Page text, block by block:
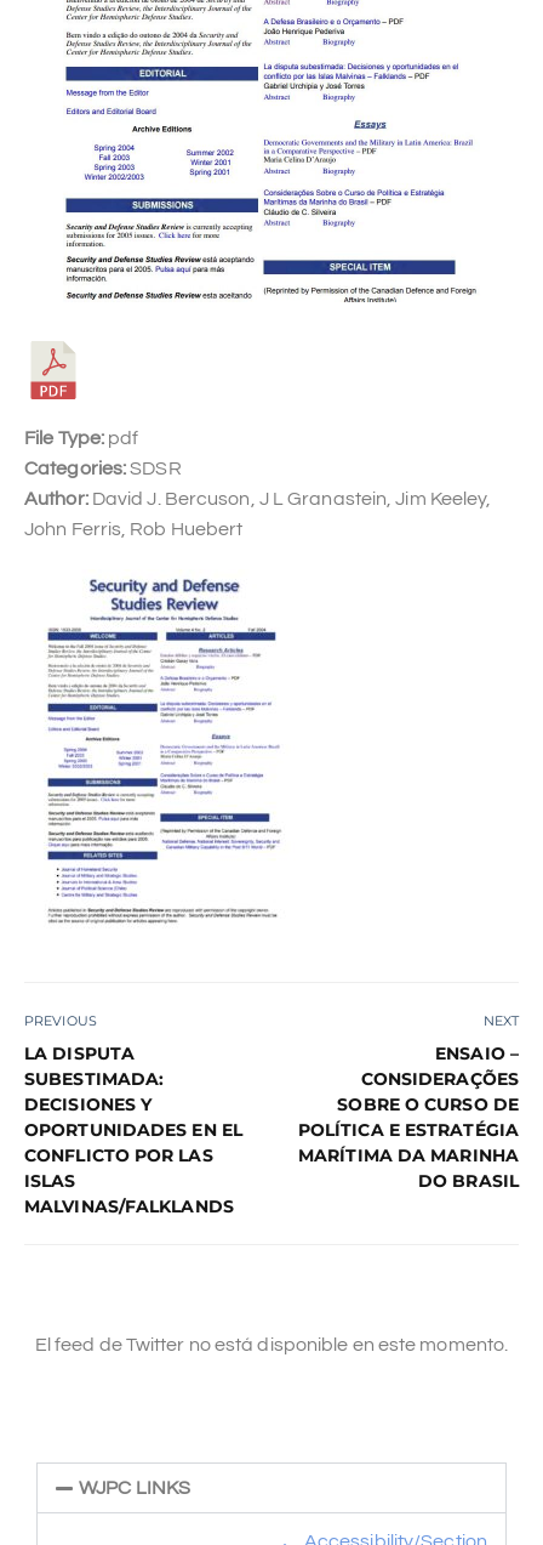
File Type: pdf
Categories:SDSR
Author: David J. Bercuson, J L Granastein, Jim Keeley,
John Ferris, Rob Huebert
PREVIOUS
LA DISPUTA
SUBESTIMADA:
DECISIONES Y
OPORTUNIDADES EN EL
CONFLICTO POR LAS
ISLAS
MALVINAS/FALKLANDS
NEXT
ENSAIO –
CONSIDERAÇÕES
SOBRE O CURSO DE
POLÍTICA E ESTRATÉGIA
MARÍTIMA DA MARINHA
DO BRASIL
El feed de Twitter no está disponible en este momento.
WJPC LINKS